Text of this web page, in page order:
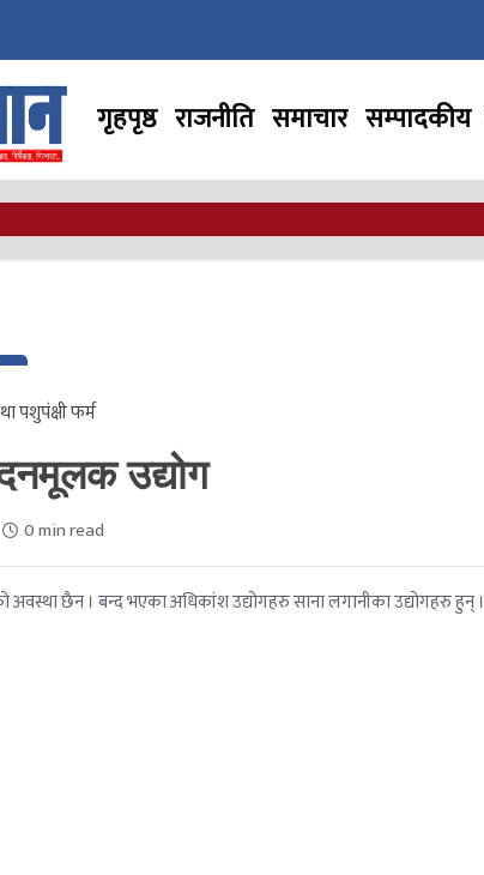
गृहपृष्ठ राजनीति समाचार सम्पादकीय
पशुपंक्षी फर्म
उद्योग
0 min read
अवस्था छैन । बन्द भएका अधिकांश उद्योगहरु साना लगानीका उद्योगहरु हुन् ।